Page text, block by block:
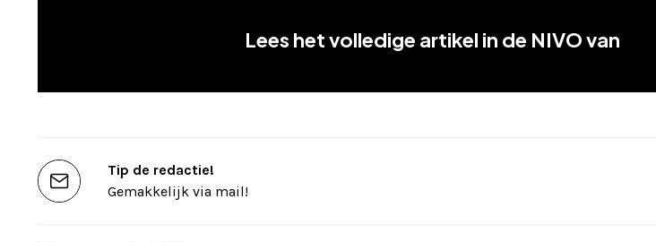
Lees het volledige artikel in de NIVO van
Tip de redactie!
Gemakkelijk via mail!